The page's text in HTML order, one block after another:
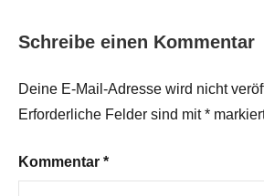
Schreibe einen Kommentar
Deine E-Mail-Adresse wird nicht
Erforderliche Felder sind mit*
Kommentar *